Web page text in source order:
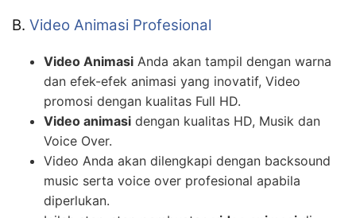
B. Video Animasi Profesional
Video Animasi Anda akan tampil dengan warna
dan efek-efek animasi yang inovatif, Video
promosi dengan kualitas Full HD.
Video animasi dengan kualitas HD, Musik dan
Voice Over.
Video Anda akan dilengkapi dengan backsound
music serta voice over profesional apabila
diperlukan.